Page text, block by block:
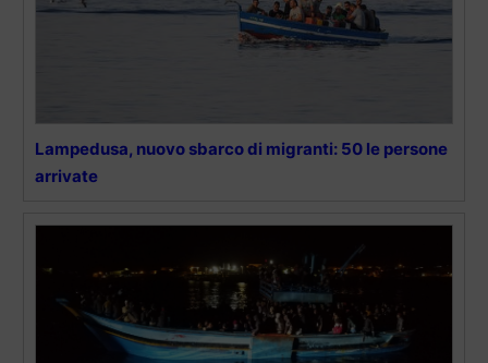
Lampedusa, nuovo sbarco di migranti: 50 le persone
arrivate